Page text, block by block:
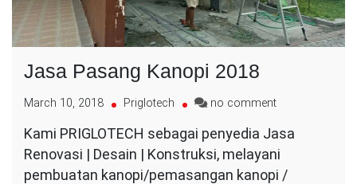
Jasa Pasang Kanopi 2018
March 10, 2018 Priglotech no commenton
Pasang
Kanopi
2018
Kami PRIGLOTECH sebagai penyedia Jasa
Renovasi | Desain | Konstruksi, melayani
pembuatan kanopi/pemasangan kanopi /